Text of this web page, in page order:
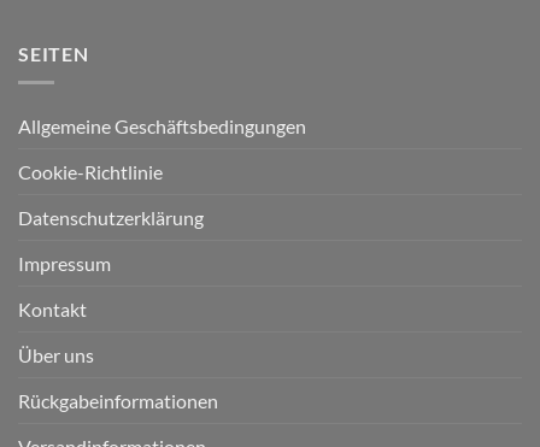
SEITEN
Allgemeine Geschäftsbedingungen
Cookie-Richtlinie
Datenschutzerklärung
Impressum
Kontakt
Über uns
Rückgabeinformationen